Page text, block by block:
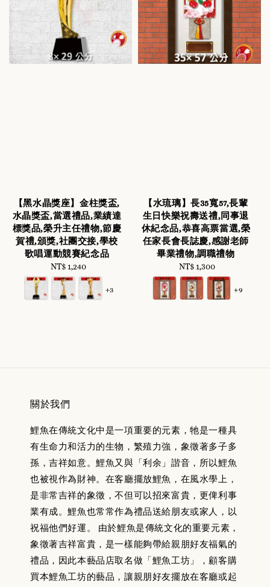
【黑水晶獎座】金柱獎盃,
水晶獎盃,當選禮品,業績達
標獎品,榮升主任禮物,節慶
賀禮,頒獎,社團交接,學校
歌唱運動競賽紀念品
Regular
price
NT$ 1,240
+3
【水琉璃】長35寬57,長輩
生日快樂祝壽送禮,同事退
休紀念品,恭喜高票當選,榮
任家長會長誌慶,感謝老師
畢業禮物,調職禮物
Regular
price
NT$ 1,300
+9
關於我們
鯉魚在傳統文化中是一項重要的元素，牠是一種具
有生命力和活力的生物，繁殖力強，象徵著多子多
孫，吉祥如意。鯉魚又與「利余」諧音，所以鯉魚
也被視作為財神。在客廳擺放鯉魚，在風水學上，
是非常吉祥的象徵，不但可以招來富貴，更俾利事
業有成。鯉魚也常常作為禮品送給朋友或家人，以
祝福他們好運。 由於鯉魚是傳統文化的重要元素，
象徵著吉祥富貴，是一樣能夠帶給親朋好友福氣的
禮品，因此本藝品店取名做「鯉魚工坊」，顧客購
買本鯉魚工坊的藝品，讓親朋好友擺放在客廳或起